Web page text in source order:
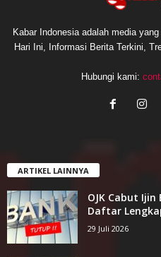
Kabar Indonesia adalah media
Hari Ini, Informasi Berita Terkini,
Hubungi kami:
ARTIKEL LAINNYA
OJK Cabut Ijin
Daftar
29 Juli 2026